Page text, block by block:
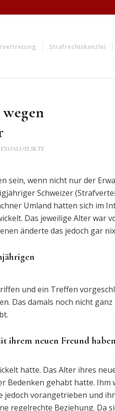
Strafrechtskanzlei
sein, wenn nicht nur der
Schweizer
Umland hatten sich im
Das jeweilige Alter war
änderte das jedoch gar
und ein Treffen
Das damals noch nicht ganz
ihrem neuen Freund
hatte. Das Alter ihres
Bedenken gehabt hatte. Ihm
jedoch vorangetrieben und
regelrechte Beziehung. Da